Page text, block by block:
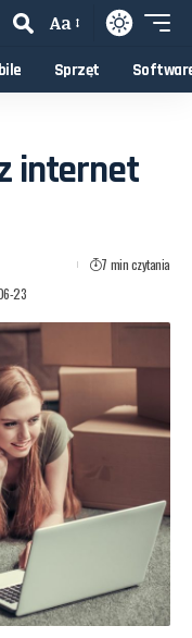
Aa
Sprzęt
internet
23
7 min czytania